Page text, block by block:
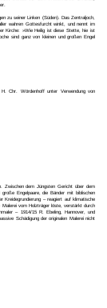
zu seiner Linken (Süden). Das Zentraljoch,
wahren Gottesfurcht winkt, und nennt im
Kirche: »Wie Heilig ist diese Stette, hie ist
sind ganz von kleinen und großen Engel
H. Chr. Wördenhoff unter Verwendung von
Zwischen dem Jüngsten Gericht über dem
große Engelpaare, die Bänder mit biblischen
Kreidegrundierung – reagiert auf klimatische
Malerei vom Holzträger löste, verstärkt durch
– 1914/15 R. Ebeling, Hannover, und
Schädigung der originalen Malerei nicht